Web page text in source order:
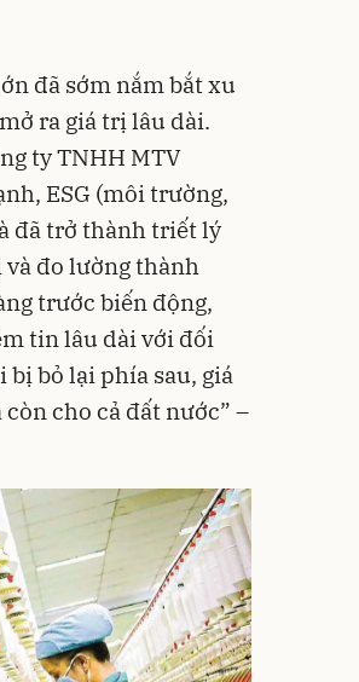
đã sớm nắm bắt xu
ra giá trị lâu dài.
ty TNHH MTV
ESG (môi trường,
đã trở thành triết lý
và đo lường thành
trước biến động,
tin lâu dài với đối
bị bỏ lại phía sau, giá
cho cả đất nước” –